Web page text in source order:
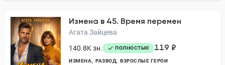
Измена в 45. Время перемен
Агата Зайцева
140.8K зн.
ПОЛНОСТЬЮ 119 ₽
ИЗМЕНА РАЗВОД ВЗРОСЛЫЕ ГЕРОИ